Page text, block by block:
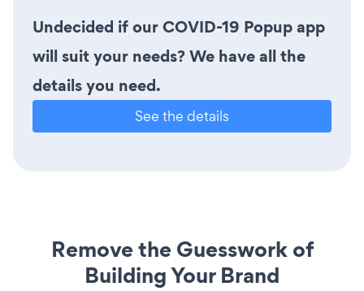
Undecided if our COVID-19 Popup app
will suit your needs? We have all the
details you need.
See the details
Remove the Guesswork of
Building Your Brand